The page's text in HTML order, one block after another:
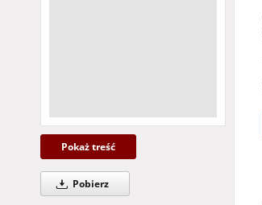
Pokaż treść
Pobierz